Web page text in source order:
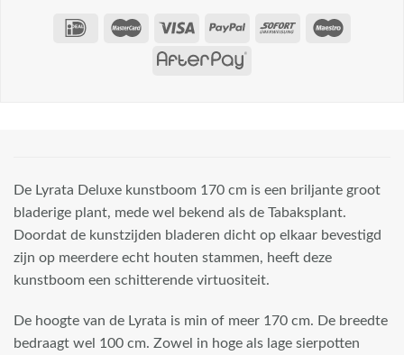
De Lyrata Deluxe kunstboom 170 cm is een briljante groot
bladerige plant, mede wel bekend als de Tabaksplant.
Doordat de kunstzijden bladeren dicht op elkaar bevestigd
zijn op meerdere echt houten stammen, heeft deze
kunstboom een schitterende virtuositeit.
De hoogte van de Lyrata is min of meer 170 cm. De breedte
bedraagt wel 100 cm. Zowel in hoge als lage sierpotten